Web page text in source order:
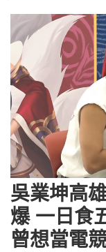
Unmute Loaded
13.12%
吳業坤高
爆 一日食
曾想當電